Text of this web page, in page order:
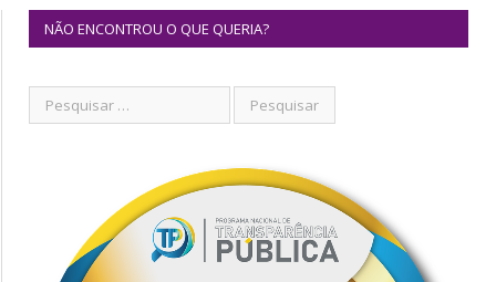
NÃO ENCONTROU O QUE QUERIA?